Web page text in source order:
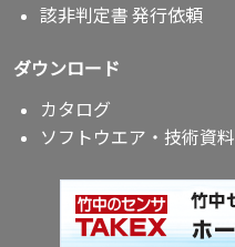
該非判定書 発行依頼
ダウンロード
カタログ
ソフトウエア・技術資料